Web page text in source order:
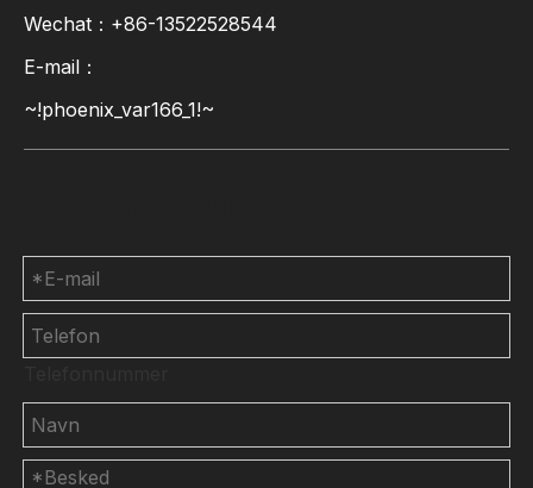
Wechat：+86-13522528544
E-mail：
~!phoenix_var166_1!~